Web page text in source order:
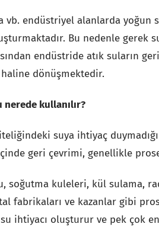
vb. endüstriyel alanlarda yoğun
Bu nedenle gerek
endüstride atık suların
dönüşmektedir.
nerede kullanılır?
suya ihtiyaç
geri çevrimi, genellikle
soğutma kuleleri, kül sulama,
fabrikaları ve kazanlar gibi
ihtiyacı oluşturur ve pek çok